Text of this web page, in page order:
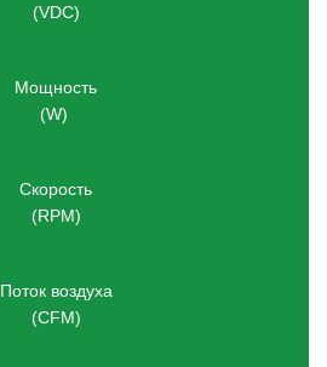
(VDC)
Мощность
(W)
Скорость
(RPM)
Поток воздуха
(CFM)